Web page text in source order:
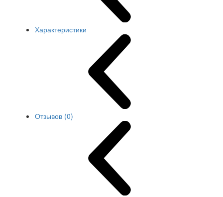
Характеристики
Отзывов (0)